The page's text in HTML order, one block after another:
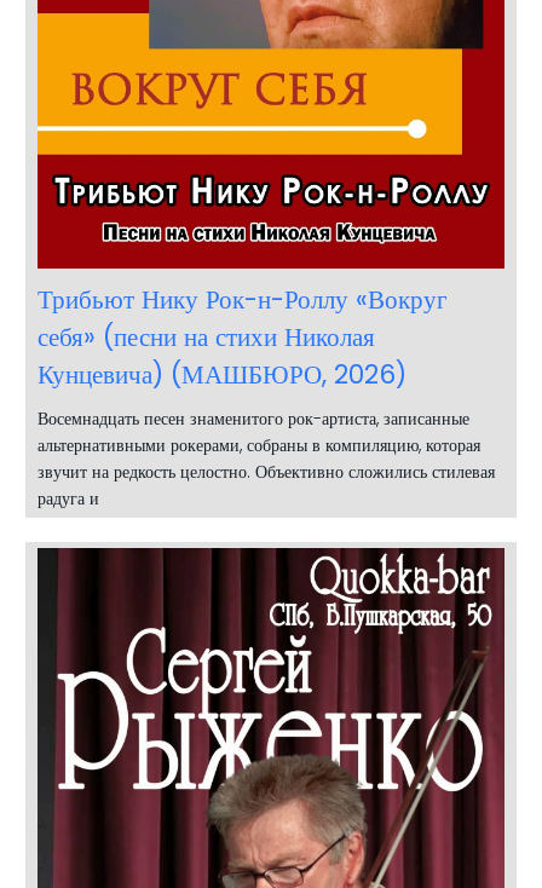
Трибьют Нику Рок-н-Роллу «Вокруг
себя» (песни на стихи Николая
Кунцевича) (МАШБЮРО, 2026)
Восемнадцать песен знаменитого рок-артиста, записанные
альтернативными рокерами, собраны в компиляцию, которая
звучит на редкость целостно. Объективно сложились стилевая
радуга и